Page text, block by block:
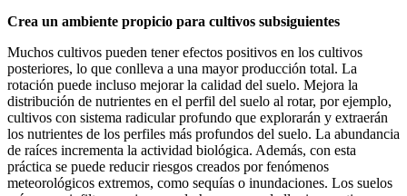
Crea un ambiente propicio para cultivos subsiguientes
Muchos cultivos pueden tener efectos positivos en los cultivos
posteriores, lo que conlleva a una mayor producción total. La
rotación puede incluso mejorar la calidad del suelo. Mejora la
distribución de nutrientes en el perfil del suelo al rotar, por ejemplo,
cultivos con sistema radicular profundo que explorarán y extraerán
los nutrientes de los perfiles más profundos del suelo. La abundancia
de raíces incrementa la actividad biológica. Además, con esta
práctica se puede reducir riesgos creados por fenómenos
meteorológicos extremos, como sequías o inundaciones. Los suelos